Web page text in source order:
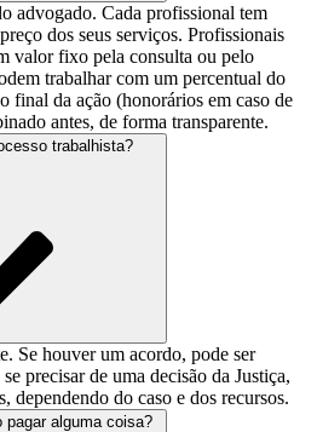
advogado. Cada profissional tem
dos seus serviços. Profissionais
valor fixo pela consulta ou pelo
trabalhar com um percentual do
final da ação (honorários em caso de
antes, de forma transparente.
trabalhista?
Se houver um acordo, pode ser
precisar de uma decisão da Justiça,
dependendo do caso e dos recursos.
pagar alguma coisa?